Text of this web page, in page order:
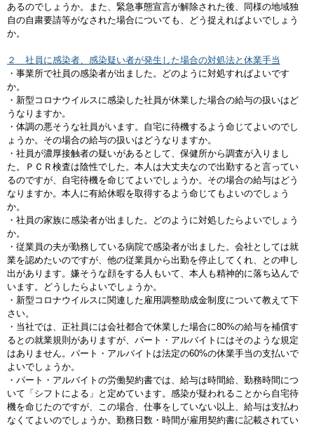
あるのでしょうか。また、緊急事態宣言が解除された後、同様の地域独
自の自粛要請等がなされた場合についても、どう捉えればよいでしょう
か。
２ 社員に感染者、感染疑い者が発生した場合の対処法と休業手当
・事業所で社員の感染者が出ました。どのように対処すればよいです
か。
・新型コロナウイルスに感染した社員が休業した場合の給与の扱いはど
うなりますか。
・体調の悪そうな社員がいます。自宅に待機するよう命じてよいのでし
ょうか。その場合の給与の扱いはどうなりますか。
・社員が濃厚接触者の疑いがあるとして、保健所から調査が入りまし
た。ＰＣＲ検査は陰性でした。本人は大丈夫なので出勤すると言ってい
るのですが、自宅待機を命じてよいでしょうか。その場合の給与はどう
なりますか。本人に有給休暇を取得するよう命じてもよいのでしょう
か。
・社員の家族に感染者が出ました。どのように対処したらよいでしょう
か。
・従業員の夫が勤務している病院で感染者が出ました。会社としては就
業を認めたいのですが、他の従業員から出勤を停止してくれ、との申し
出があります。嫌そうな顔をする人もいて、本人も精神的に落ち込んで
います。どうしたらよいでしょうか。
・新型コロナウイルスに関連した雇用調整助成金制度について教えて下
さい。
・当社では、正社員には会社都合で休業した場合に80%の給与を補償す
るとの就業規則がありますが、パート・アルバイトにはそのような規定
はありません。パート・アルバイトは法定の60%の休業手当の支払いで
よいでしょうか。
・パート・アルバイトの労働契約書では、給与は時間給、勤務時間につ
いて「シフトによる」と定めています。感染が疑われることから自宅待
機を命じたのですが、この場合、仕事をしていない以上、給与は支払わ
なくてよいのでしょうか。勤務日数・時間が雇用契約書に記載されてい